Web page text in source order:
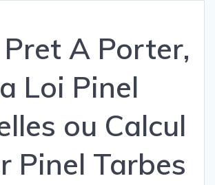
A Porter,
Loi Pinel
ou Calcul
Pinel Tarbes